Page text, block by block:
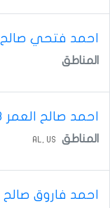
احمد فتحي صالح
المناطق
احمد صالح العمر 33
المناطق AL, US
احمد فاروق صالح